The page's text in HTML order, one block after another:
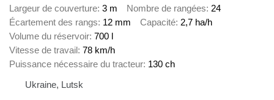
Largeur de couverture 3 m Nombre de rangées 24
Écartement des rangs 12 mm Capacité 2,7 ha/h
Volume du réservoir 700 l
Vitesse de travail 78 km/h
Puissance nécessaire du tracteur 130 ch
Ukraine, Lutsk